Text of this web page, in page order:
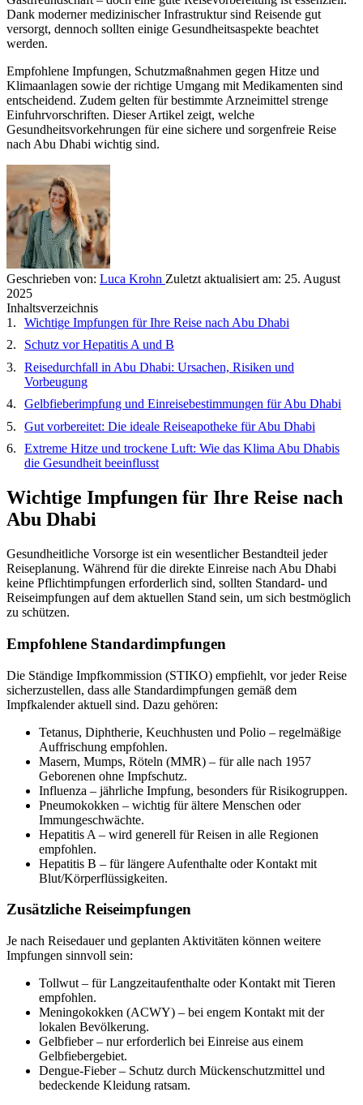
Dank moderner medizinischer Infrastruktur sind Reisende gut
versorgt, dennoch sollten einige Gesundheitsaspekte beachtet
werden.
Empfohlene Impfungen, Schutzmaßnahmen gegen Hitze und
Klimaanlagen sowie der richtige Umgang mit Medikamenten sind
entscheidend. Zudem gelten für bestimmte Arzneimittel strenge
Einfuhrvorschriften. Dieser Artikel zeigt, welche
Gesundheitsvorkehrungen für eine sichere und sorgenfreie Reise
nach Abu Dhabi wichtig sind.
Geschrieben von: Luca Krohn Zuletzt aktualisiert am: 25. August
2025
Inhaltsverzeichnis
Wichtige Impfungen für Ihre Reise nach Abu Dhabi
Schutz vor Hepatitis A und B
Reisedurchfall in Abu Dhabi: Ursachen, Risiken und
Vorbeugung
Gelbfieberimpfung und Einreisebestimmungen für Abu Dhabi
Gut vorbereitet: Die ideale Reiseapotheke für Abu Dhabi
Extreme Hitze und trockene Luft: Wie das Klima Abu Dhabis
die Gesundheit beeinflusst
Wichtige Impfungen für Ihre Reise nach
Abu Dhabi
Gesundheitliche Vorsorge ist ein wesentlicher Bestandteil jeder
Reiseplanung. Während für die direkte Einreise nach Abu Dhabi
keine Pflichtimpfungen erforderlich sind, sollten Standard- und
Reiseimpfungen auf dem aktuellen Stand sein, um sich bestmöglich
zu schützen.
Empfohlene Standardimpfungen
Die Ständige Impfkommission (STIKO) empfiehlt, vor jeder Reise
sicherzustellen, dass alle Standardimpfungen gemäß dem
Impfkalender aktuell sind. Dazu gehören:
Tetanus, Diphtherie, Keuchhusten und Polio – regelmäßige
Auffrischung empfohlen.
Masern, Mumps, Röteln (MMR) – für alle nach 1957
Geborenen ohne Impfschutz.
Influenza – jährliche Impfung, besonders für Risikogruppen.
Pneumokokken – wichtig für ältere Menschen oder
Immungeschwächte.
Hepatitis A – wird generell für Reisen in alle Regionen
empfohlen.
Hepatitis B – für längere Aufenthalte oder Kontakt mit
Blut/Körperflüssigkeiten.
Zusätzliche Reiseimpfungen
Je nach Reisedauer und geplanten Aktivitäten können weitere
Impfungen sinnvoll sein:
Tollwut – für Langzeitaufenthalte oder Kontakt mit Tieren
empfohlen.
Meningokokken (ACWY) – bei engem Kontakt mit der
lokalen Bevölkerung.
Gelbfieber – nur erforderlich bei Einreise aus einem
Gelbfiebergebiet.
Dengue-Fieber – Schutz durch Mückenschutzmittel und
bedeckende Kleidung ratsam.